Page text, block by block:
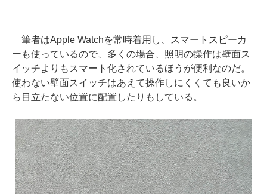
筆者はApple Watchを常時着用し、スマートスピーカ
ーも使っているので、多くの場合、照明の操作は壁面ス
イッチよりもスマート化されているほうが便利なのだ。
使わない壁面スイッチはあえて操作しにくくても良いか
ら目立たない位置に配置したりもしている。